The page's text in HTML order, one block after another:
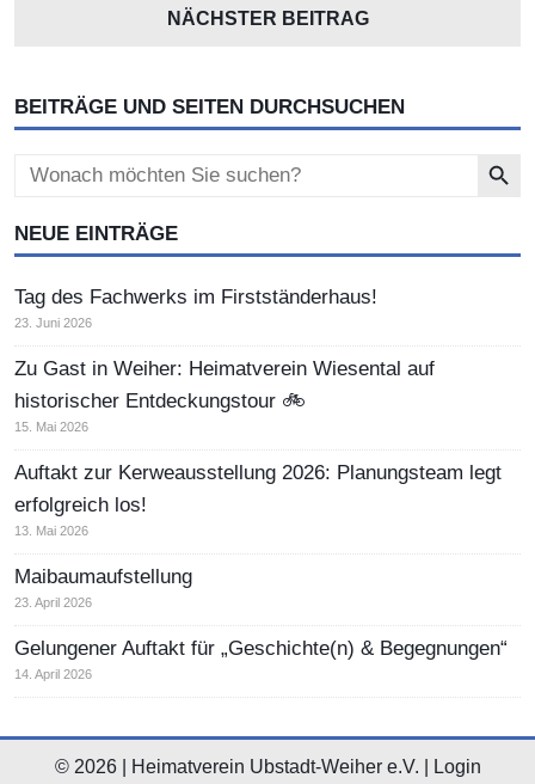
NÄCHSTER BEITRAG
BEITRÄGE UND SEITEN DURCHSUCHEN
Search
for:
NEUE EINTRÄGE
Tag des Fachwerks im Firstständerhaus!
23. Juni 2026
Zu Gast in Weiher: Heimatverein Wiesental auf
historischer Entdeckungstour 🚲
15. Mai 2026
Auftakt zur Kerweausstellung 2026: Planungsteam legt
erfolgreich los!
13. Mai 2026
Maibaumaufstellung
23. April 2026
Gelungener Auftakt für „Geschichte(n) & Begegnungen“
14. April 2026
© 2026 | Heimatverein Ubstadt-Weiher e.V. | Login